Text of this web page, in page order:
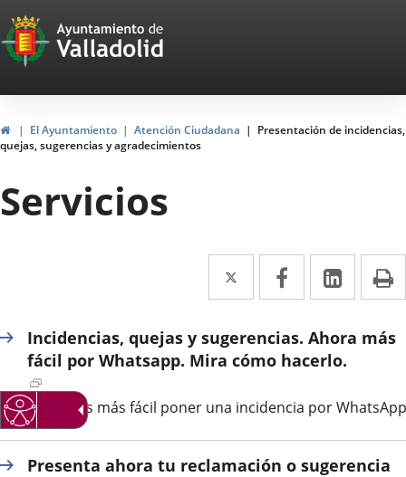
Portal
Web
del
Ayuntamiento
de
Valladolid
HomeEl Ayuntamiento Atención Ciudadana
Presentación de incidencias,
quejas, sugerencias y agradecimientos
Servicios
Twitter
Enlace
a
una
aplicación
Facebook
Enlace
a
una
aplicación
Enlace
a
una
Incidencias, quejas y sugerencias. Ahora más
fácil por Whatsapp. Mira cómo hacerlo.
Enlace
aplicación
externa.
“Ahora es más fácil poner una incidencia por
Presenta ahora tu reclamación o sugerencia